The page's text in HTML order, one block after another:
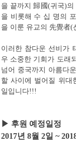
을 끝까지 歸國(귀국)의
을 비롯해 수 십 명의
을 이룬 유교의 先覺者(
이러한 참다운 선비가
우 소중한 기회가 도래
넘어 중국까지 아름다
할 사이에 벌어질 위대
일입니다!!!
▶ 후원 예정일정
2017년 8월 2일 ~